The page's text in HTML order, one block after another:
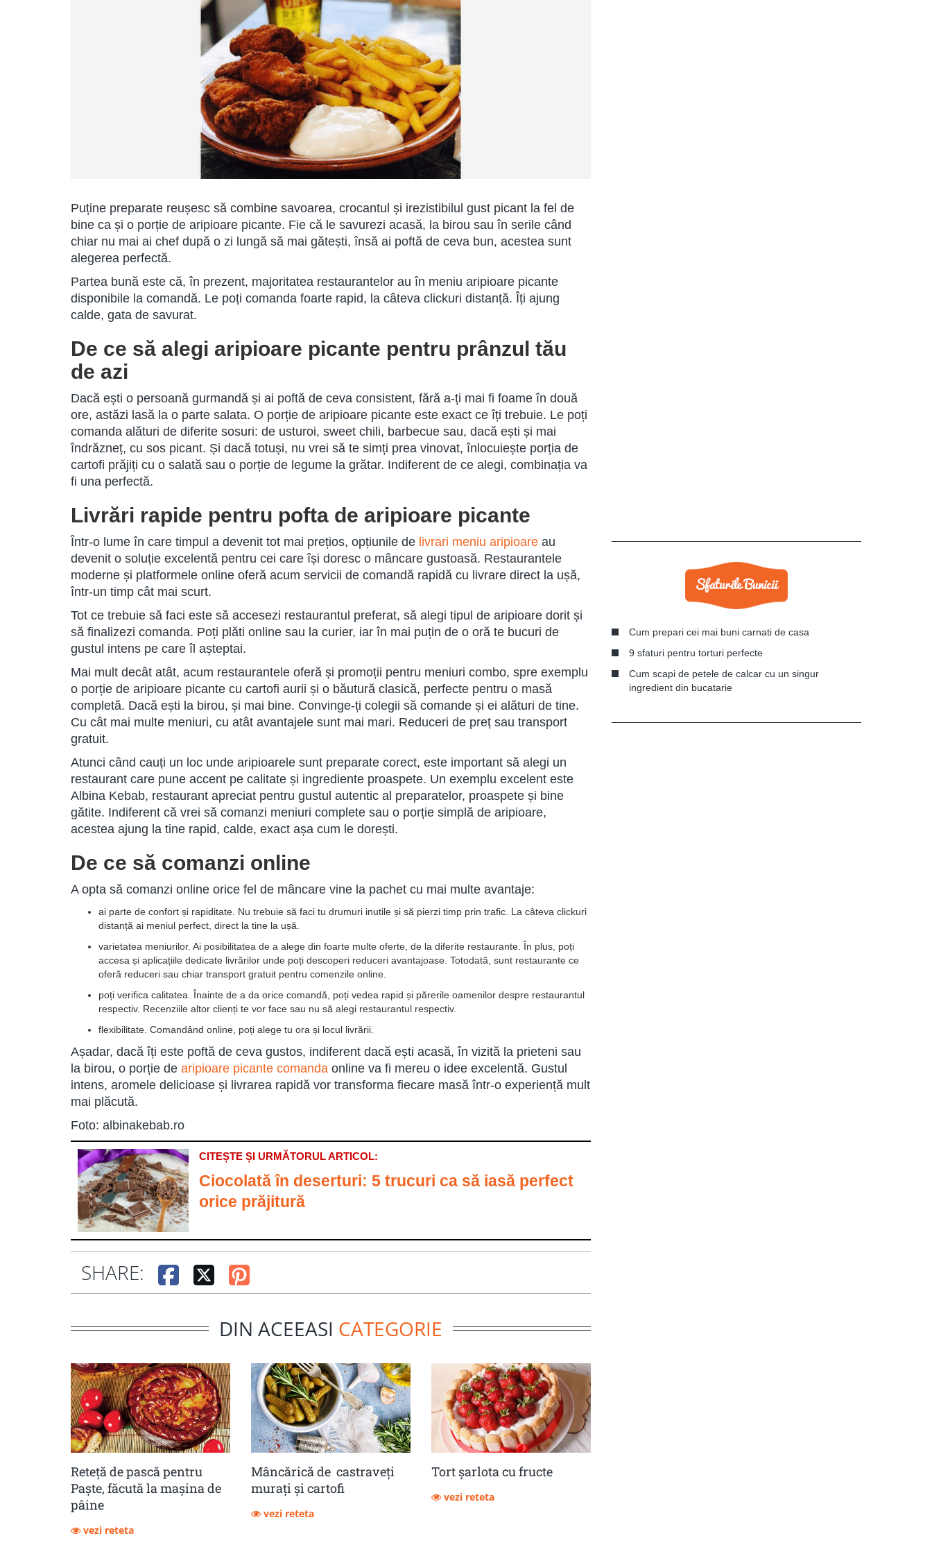
Puține preparate reușesc să combine savoarea, crocantul și irezistibilul gust picant la fel de
bine ca și o porție de aripioare picante. Fie că le savurezi acasă, la birou sau în serile când
chiar nu mai ai chef după o zi lungă să mai gătești, însă ai poftă de ceva bun, acestea sunt
alegerea perfectă.
Partea bună este că, în prezent, majoritatea restaurantelor au în meniu aripioare picante
disponibile la comandă. Le poți comanda foarte rapid, la câteva clickuri distanță. Îți ajung
calde, gata de savurat.
De ce să alegi aripioare picante pentru prânzul tău
de azi
Dacă ești o persoană gurmandă și ai poftă de ceva consistent, fără a-ți mai fi foame în două
ore, astăzi lasă la o parte salata. O porție de aripioare picante este exact ce îți trebuie. Le poți
comanda alături de diferite sosuri: de usturoi, sweet chili, barbecue sau, dacă ești și mai
îndrăzneț, cu sos picant. Și dacă totuși, nu vrei să te simți prea vinovat, înlocuiește porția de
cartofi prăjiți cu o salată sau o porție de legume la grătar. Indiferent de ce alegi, combinația va
fi una perfectă.
Livrări rapide pentru pofta de aripioare picante
Într-o lume în care timpul a devenit tot mai prețios, opțiunile de livrari meniu aripioare au
devenit o soluție excelentă pentru cei care își doresc o mâncare gustoasă. Restaurantele
moderne și platformele online oferă acum servicii de comandă rapidă cu livrare direct la ușă,
într-un timp cât mai scurt.
Tot ce trebuie să faci este să accesezi restaurantul preferat, să alegi tipul de aripioare dorit și
să finalizezi comanda. Poți plăti online sau la curier, iar în mai puțin de o oră te bucuri de
gustul intens pe care îl așteptai.
Mai mult decât atât, acum restaurantele oferă și promoții pentru meniuri combo, spre exemplu
o porție de aripioare picante cu cartofi aurii și o băutură clasică, perfecte pentru o masă
completă. Dacă ești la birou, și mai bine. Convinge-ți colegii să comande și ei alături de tine.
Cu cât mai multe meniuri, cu atât avantajele sunt mai mari. Reduceri de preț sau transport
gratuit.
Atunci când cauți un loc unde aripioarele sunt preparate corect, este important să alegi un
restaurant care pune accent pe calitate și ingrediente proaspete. Un exemplu excelent este
Albina Kebab, restaurant apreciat pentru gustul autentic al preparatelor, proaspete și bine
gătite. Indiferent că vrei să comanzi meniuri complete sau o porție simplă de aripioare,
acestea ajung la tine rapid, calde, exact așa cum le dorești.
De ce să comanzi online
A opta să comanzi online orice fel de mâncare vine la pachet cu mai multe avantaje:
ai parte de confort și rapiditate. Nu trebuie să faci tu drumuri inutile și să pierzi timp prin trafic. La câteva clickuri
distanță ai meniul perfect, direct la tine la ușă.
varietatea meniurilor. Ai posibilitatea de a alege din foarte multe oferte, de la diferite restaurante. În plus, poți
accesa și aplicațiile dedicate livrărilor unde poți descoperi reduceri avantajoase. Totodată, sunt restaurante ce
oferă reduceri sau chiar transport gratuit pentru comenzile online.
poți verifica calitatea. Înainte de a da orice comandă, poți vedea rapid și părerile oamenilor despre restaurantul
respectiv. Recenziile altor clienți te vor face sau nu să alegi restaurantul respectiv.
flexibilitate. Comandând online, poți alege tu ora și locul livrării.
Așadar, dacă îți este poftă de ceva gustos, indiferent dacă ești acasă, în vizită la prieteni sau
la birou, o porție de aripioare picante comanda online va fi mereu o idee excelentă. Gustul
intens, aromele delicioase și livrarea rapidă vor transforma fiecare masă într-o experiență mult
mai plăcută.
Foto: albinakebab.ro
CITEȘTE ȘI URMĂTORUL ARTICOL:
Ciocolată în deserturi: 5 trucuri ca să iasă perfect
orice prăjitură
SHARE:
DIN ACEEASI CATEGORIE
Reteță de pască pentru
Paște, făcută la mașina de
pâine
vezi reteta
Mâncărică de castraveţi
muraţi şi cartofi
vezi reteta
Tort șarlota cu fructe
vezi reteta
Cum prepari cei mai buni carnati de casa
9 sfaturi pentru torturi perfecte
Cum scapi de petele de calcar cu un singur
ingredient din bucatarie